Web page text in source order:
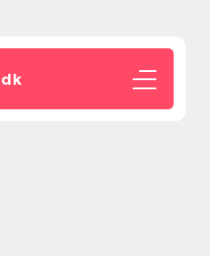
dk